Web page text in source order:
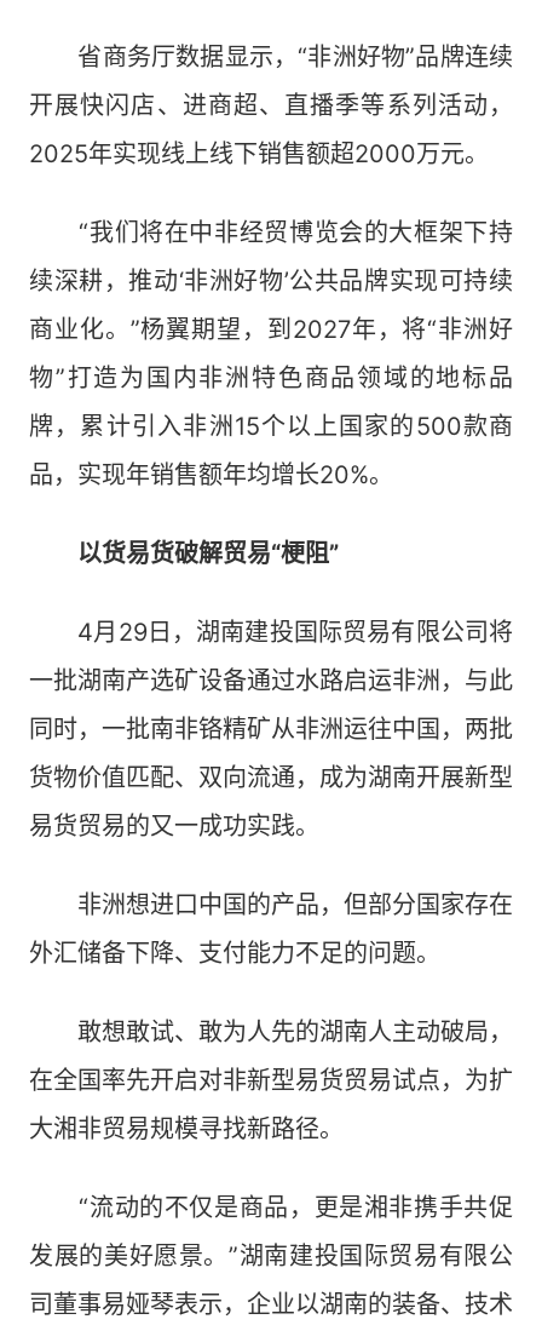
省商务厅数据显示，“非洲好物”品牌连续
开展快闪店、进商超、直播季等系列活动，
2025年实现线上线下销售额超2000万元。
“我们将在中非经贸博览会的大框架下持
续深耕，推动‘非洲好物’公共品牌实现可持续
商业化。”杨翼期望，到2027年，将“非洲好
物”打造为国内非洲特色商品领域的地标品
牌，累计引入非洲15个以上国家的500款商
品，实现年销售额年均增长20%。
以货易货破解贸易“梗阻”
4月29日，湖南建投国际贸易有限公司将
一批湖南产选矿设备通过水路启运非洲，与此
同时，一批南非铬精矿从非洲运往中国，两批
货物价值匹配、双向流通，成为湖南开展新型
易货贸易的又一成功实践。
非洲想进口中国的产品，但部分国家存在
外汇储备下降、支付能力不足的问题。
敢想敢试、敢为人先的湖南人主动破局，
在全国率先开启对非新型易货贸易试点，为扩
大湘非贸易规模寻找新路径。
“流动的不仅是商品，更是湘非携手共促
发展的美好愿景。”湖南建投国际贸易有限公
司董事易娅琴表示，企业以湖南的装备、技术